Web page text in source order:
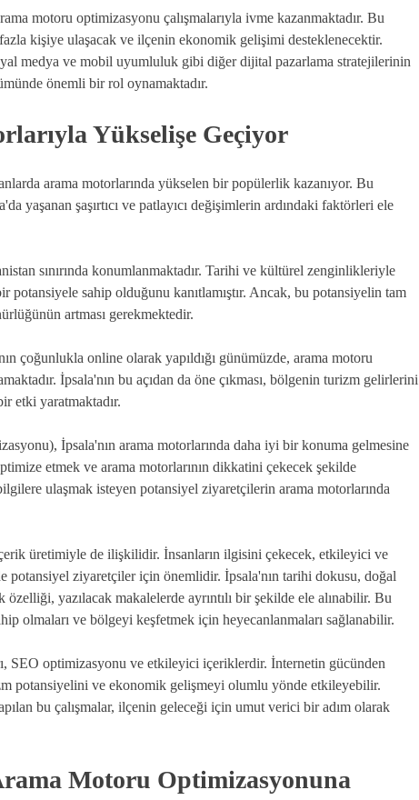
motoru optimizasyonu çalışmalarıyla ivme kazanmaktadır. Bu
kişiye ulaşacak ve ilçenin ekonomik gelişimi desteklenecektir.
medya ve mobil uyumluluk gibi diğer dijital pazarlama stratejilerinin
önemli bir rol oynamaktadır.
Yükselişe Geçiyor
arama motorlarında yükselen bir popülerlik kazanıyor. Bu
yaşanan şaşırtıcı ve patlayıcı değişimlerin ardındaki faktörleri ele
sınırında konumlanmaktadır. Tarihi ve kültürel zenginlikleriyle
potansiyele sahip olduğunu kanıtlamıştır. Ancak, bu potansiyelin tam
artması gerekmektedir.
çoğunlukla online olarak yapıldığı günümüzde, arama motoru
İpsala'nın bu açıdan da öne çıkması, bölgenin turizm gelirlerini
etki yaratmaktadır.
İpsala'nın arama motorlarında daha iyi bir konuma gelmesine
etmek ve arama motorlarının dikkatini çekecek şekilde
ulaşmak isteyen potansiyel ziyaretçilerin arama motorlarında
üretimiyle de ilişkilidir. İnsanların ilgisini çekecek, etkileyici ve
potansiyel ziyaretçiler için önemlidir. İpsala'nın tarihi dokusu, doğal
yazılacak makalelerde ayrıntılı bir şekilde ele alınabilir. Bu
olmaları ve bölgeyi keşfetmek için heyecanlanmaları sağlanabilir.
SEO optimizasyonu ve etkileyici içeriklerdir. İnternetin gücünden
potansiyelini ve ekonomik gelişmeyi olumlu yönde etkileyebilir.
bu çalışmalar, ilçenin geleceği için umut verici bir adım olarak
Motoru Optimizasyonuna